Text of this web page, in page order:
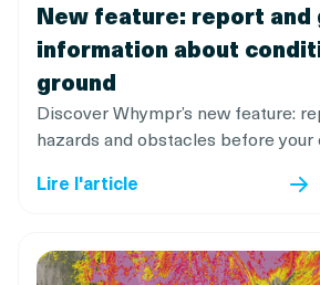
New feature: report and
information about
ground
Discover Whympr’s new feature:
hazards and obstacles before
Lire l'article